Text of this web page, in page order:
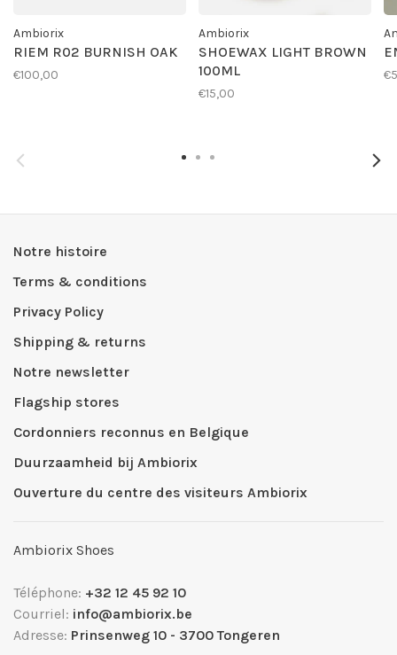
Ambiorix
RIEM R02 BURNISH OAK
€100,00
Ambiorix
SHOEWAX LIGHT BROWN
100ML
€15,00
Notre histoire
Terms & conditions
Privacy Policy
Shipping & returns
Notre newsletter
Flagship stores
Cordonniers reconnus en Belgique
Duurzaamheid bij Ambiorix
Ouverture du centre des visiteurs Ambiorix
Ambiorix Shoes
Téléphone: +32 12 45 92 10
Courriel: info@ambiorix.be
Adresse: Prinsenweg 10 - 3700 Tongeren